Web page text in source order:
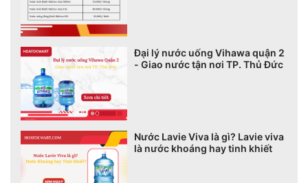
Đại lý nước uống Vihawa quận 2
- Giao nước tận nơi TP. Thủ Đức
Nước Lavie Viva là gì? Lavie viva
là nước khoáng hay tinh khiết